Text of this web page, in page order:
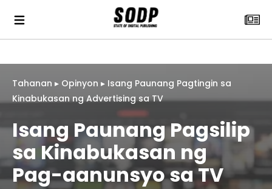
Tahanan ▸ Opinyon ▸ Isang Paunang Pagtingin sa
Kinabukasan ng Advertising sa TV
Isang Paunang Pagsilip
sa Kinabukasan ng
Pag-aanunsyo sa TV